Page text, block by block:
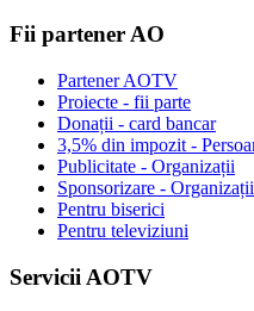
Fii partener AO
Partener AOTV
Proiecte - fii parte
Donații - card bancar
3,5% din impozit -
Publicitate - Organizații
Sponsorizare - Organizații
Pentru biserici
Pentru televiziuni
Servicii AOTV